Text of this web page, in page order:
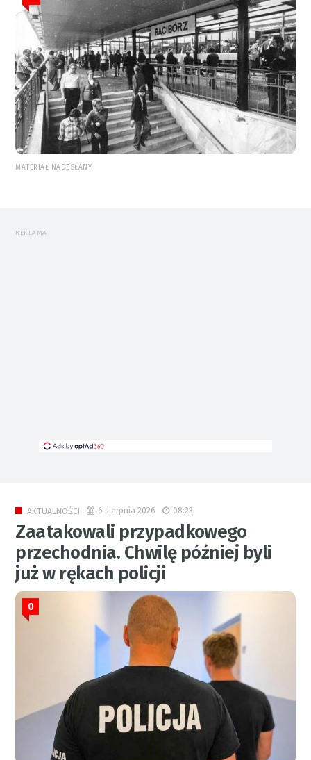
MATERIAŁ NADESŁANY
REKLAMA
AKTUALNOŚCI 6 sierpnia 2026 08:23
Zaatakowali przypadkowego
przechodnia. Chwilę później byli
już w rękach policji
0